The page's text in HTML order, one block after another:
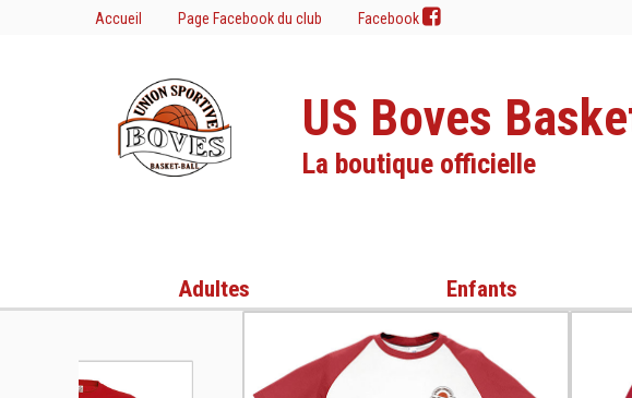
Accueil Page Facebook du club Facebook
US Boves
La boutique officielle
Adultes Enfants